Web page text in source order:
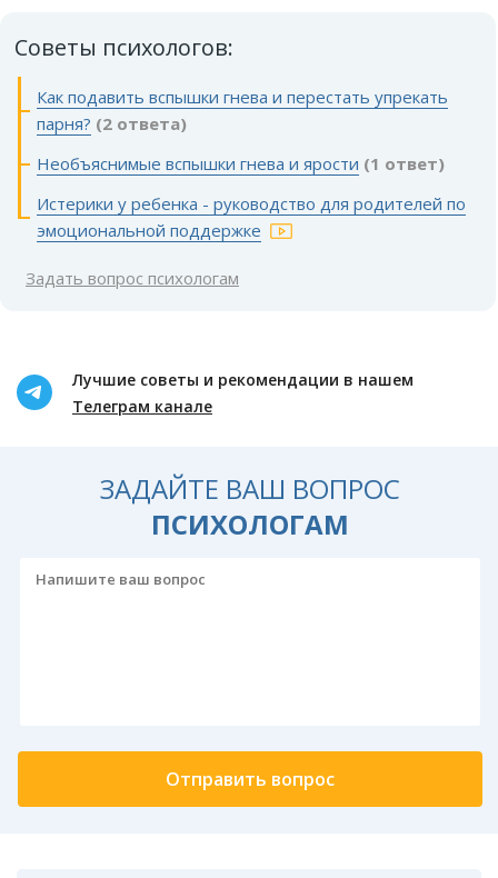
Советы психологов:
Как подавить вспышки гнева и перестать упрекать
парня? (2 ответа)
Необъяснимые вспышки гнева и ярости (1 ответ)
Истерики у ребенка - руководство для родителей по
эмоциональной поддержке
Задать вопрос психологам
Лучшие советы и рекомендации в нашем
Телеграм канале
ЗАДАЙТЕ ВАШ ВОПРОС
ПСИХОЛОГАМ